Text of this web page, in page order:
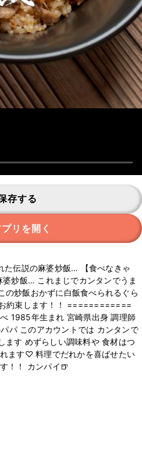
存する
リを開く
た伝説の麻婆炒飯… 【食べなきゃ
炒飯… これまじでカンタンでうま
の炒飯おかずに白飯食べられるぐら
約束します！！ ============
1985年生まれ 宮崎県出身 調理師
パ このアカウントでは カンタンで
ます めずらしい調味料や 食材はつ
ます♡ 料理でだれかを喜ばせたい
！！ カンパイ🍺